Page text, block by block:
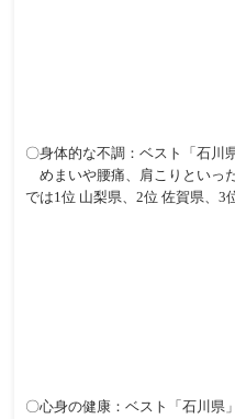
〇身体的な不調：ベスト「石川
めまいや腰痛、肩こりといっ
では1位 山梨県、2位 佐賀県、3
〇心身の健康：ベスト「石川県